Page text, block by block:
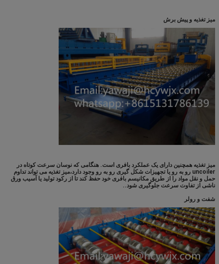
میز تغذیه و پیش برش
میز تغذیه همچنین دارای یک عملکرد بافری است. هنگامی که نوسان سرعت کوتاه در
uncoiler رو به رو یا تجهیزات شکل گیری رو به رو وجود دارد،میز تغذیه می تواند تداوم
حمل و نقل مواد را از طریق مکانیسم بافری خود حفظ کند تا از رکود تولید یا آسیب ورق
ناشی از تفاوت سرعت جلوگیری شود..
شفت و رولر